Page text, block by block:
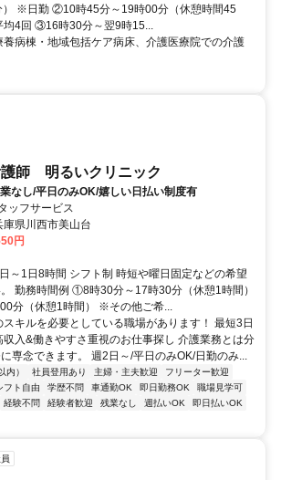
） ※日勤 ②10時45分～19時00分（休憩時間45
4回 ③16時30分～翌9時15...
病棟・地域包括ケア病床、介護医療院での介護
護師 明るいクリニック
なし/平日のみOK/嬉しい日払い制度有
ッフサービス
県川西市美山台
円
～1日8時間 シフト制 時短や曜日固定などの希望
勤務時間例 ①8時30分～17時30分（休憩1時間）
分（休憩1時間） ※その他ご希...
キルを必要としている職場があります！ 最短3日
入&働きやすさ重視のお仕事探し 介護業務とは分
専念できます。 週2日～/平日のみOK/日勤のみ...
内） 社員登用あり 主婦・主夫歓迎
フリーター歓迎
フト自由 学歴不問 車通勤OK 即日勤務OK
職場見学可
経験不問 経験者歓迎 残業なし 週払いOK
即日払いOK